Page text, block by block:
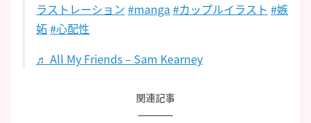
ラストレーション #manga #カップルイラスト #嫉
妬#心配性
♬ All My Friends – Sam Kearney
関連記事